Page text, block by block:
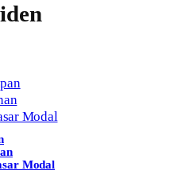
Modal